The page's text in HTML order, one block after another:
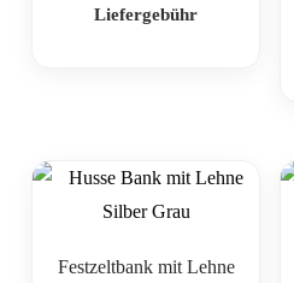
Liefergebühr
Festzeltbank mit Lehne